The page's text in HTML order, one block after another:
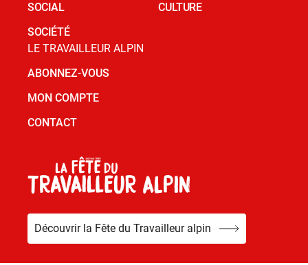
SOCIAL
SOCIÉTÉ
CULTURE
LE TRAVAILLEUR ALPIN
ABONNEZ-VOUS
MON COMPTE
CONTACT
Découvrir la Fête du Travailleur alpin